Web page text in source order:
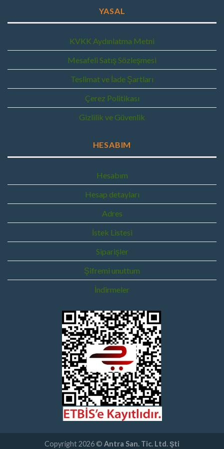
YASAL
KVKK Aydınlatma Metni
Mesafeli Satış Sözleşmesi
Teslimat ve İade Şartları
Çerez Politikası
Gizlilik ve Güvenlik
HESABIM
Hesabım
Hesap detayları
Adres
İstek Listesi
Siparişler
Şifremi unuttum
İndirmeler
Copyright 2026 © Antra San. Tic. Ltd. Şti